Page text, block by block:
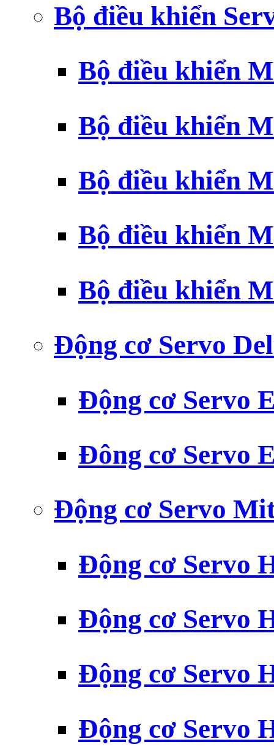
Bộ điều khiển
Bộ điều khiển
Bộ điều khiển
Bộ điều khiển
Bộ điều khiển
Bộ điều khiển
Động cơ Servo
Động cơ Servo
Đông cơ Servo
Động cơ Servo
Động cơ Servo
Động cơ Servo
Động cơ Servo
Động cơ Servo